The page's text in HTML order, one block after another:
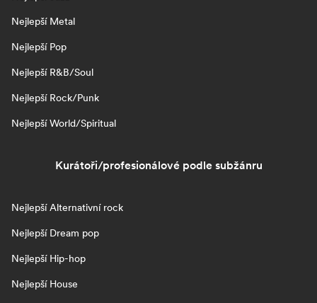
Nejlepší Metal
Nejlepší Pop
Nejlepší R&B/Soul
Nejlepší Rock/Punk
Nejlepší World/Spiritual
Kurátoři/profesionálové podle subžánru
Nejlepší Alternativní rock
Nejlepší Dream pop
Nejlepší Hip-hop
Nejlepší House